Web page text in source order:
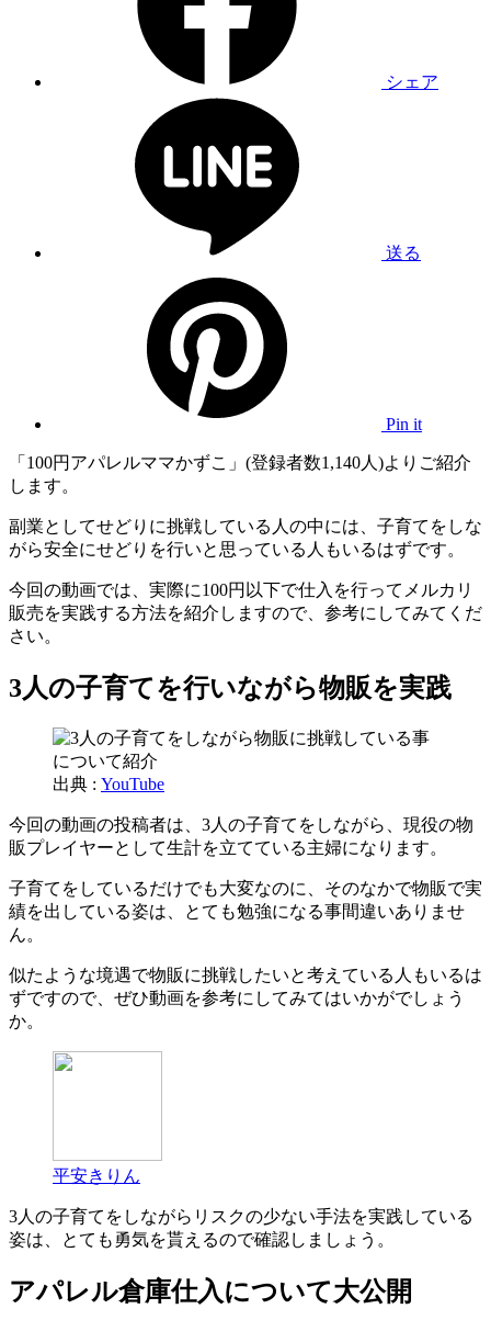
シェア
送る
Pin it
「100円アパレルママかずこ」(登録者数1,140人)よりご紹介
します。
副業としてせどりに挑戦している人の中には、子育てをしな
がら安全にせどりを行いと思っている人もいるはずです。
今回の動画では、実際に100円以下で仕入を行ってメルカリ
販売を実践する方法を紹介しますので、参考にしてみてくだ
さい。
3人の子育てを行いながら物販を実践
出典 : YouTube
今回の動画の投稿者は、3人の子育てをしながら、現役の物
販プレイヤーとして生計を立てている主婦になります。
子育てをしているだけでも大変なのに、そのなかで物販で実
績を出している姿は、とても勉強になる事間違いありませ
ん。
似たような境遇で物販に挑戦したいと考えている人もいるは
ずですので、ぜひ動画を参考にしてみてはいかがでしょう
か。
平安きりん
3人の子育てをしながらリスクの少ない手法を実践している
姿は、とても勇気を貰えるので確認しましょう。
アパレル倉庫仕入について大公開